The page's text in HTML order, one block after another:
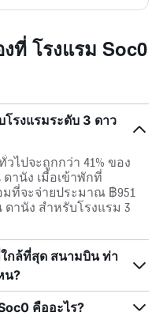
ที่ โรงแรม Soc0
โรงแรมระดับ 3 ดาว
ไปจะถูกกว่า 41% ของ
ดานัง เมื่อเข้าพักที่
ที่จะจ่ายประมาณ ฿951
านัง สำหรับโรงแรม 3
กล้ที่สุด สนามบิน ท่า
น?
คืออะไร?